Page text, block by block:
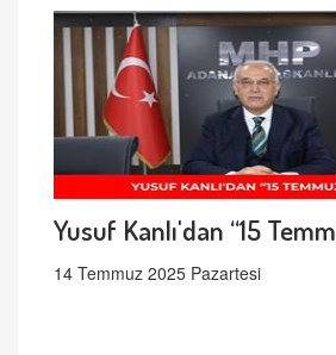
Yusuf Kanlı'dan “15
14 Temmuz 2025 Pazartesi